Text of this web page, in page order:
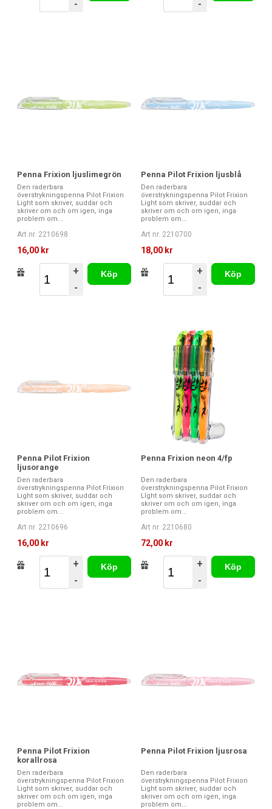
- -
Penna Frixion ljuslimegrön
Den raderbara
överstrykningspenna Pilot Frixion
Light som skriver, suddar och
skriver om och om igen, inga
problem om...
Art nr. 2210698
16,00 kr
+
-
Köp
Penna Pilot Frixion ljusblå
Den raderbara
överstrykningspenna Pilot Frixion
Light som skriver, suddar och
skriver om och om igen, inga
problem om...
Art nr. 2210700
18,00 kr
+
-
Köp
Penna Pilot Frixion
ljusorange
Den raderbara
överstrykningspenna Pilot Frixion
Light som skriver, suddar och
skriver om och om igen, inga
problem om...
Art nr. 2210696
16,00 kr
+
-
Köp
Penna Frixion neon 4/fp
Den raderbara
överstrykningspenna Pilot Frixion
LIght som skriver, suddar och
skriver om och om igen, inga
problem om...
Art nr. 2210680
72,00 kr
+
-
Köp
Penna Pilot Frixion
korallrosa
Den raderbara
överstrykningspenna Pilot Frixion
Light som skriver, suddar och
skriver om och om igen, inga
problem om...
Penna Pilot Frixion ljusrosa
Den raderbara
överstrykningspenna Pilot Frixion
Light som skriver, suddar och
skriver om och om igen, inga
problem om...